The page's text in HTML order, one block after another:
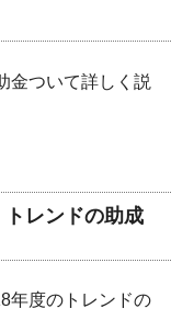
金ついて詳しく説
レンドの助成
年度のトレンドの